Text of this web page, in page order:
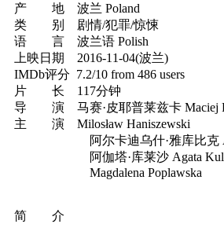
产 地 波兰 Poland
类 别 剧情/犯罪/惊悚
语 言 波兰语 Polish
上映日期 2016-11-04(波兰)
IMDb评分 7.2/10 from 486 users
片 长 117分钟
导 演 马赛·皮耶普莱兹卡 Maciej
主 演 Milosław Haniszewski
阿尔卡迪乌什·雅库比克
阿伽塔·库莱沙 Agata
Magdalena Poplawska
简 介